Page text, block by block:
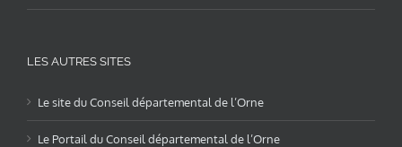
LES AUTRES SITES
Le site du Conseil départemental de l’Orne
Le Portail du Conseil départemental de l’Orne